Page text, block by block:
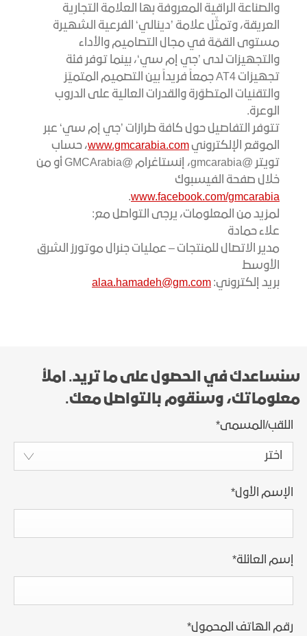
والصناعة الراقية المعروفة بها العلامة التجارية
العريقة، وتمثّل علامة ’دينالي‘ الفرعية الشهيرة
مستوى القمّة في مجال التصاميم والأداء
والتجهيزات لدى ’جي إم سي‘، بينما توفر فئة
تجهيزات AT4 جمعاً فريداً بين التصميم المتميّز
والتقنيات المتطوّرة والقدرات العالية على الدروب
الوعرة.
تتوفر التفاصيل حول كافة طرازات ’جي إم سي‘ عبر
الموقع الإلكترونيwww.gmcarabia.com، حساب
تويتر @gmcarabia، إنستاغرام @GMCArabia أو من
خلال صفحة الفيسبوك
www.facebook.com/gmcarabia
.
لمزيد من المعلومات، يرجى التواصل مع:
علاء حمادة
مدير الاتصال للمنتجات – عمليات جنرال موتورز الشرق
الأوسط
بريد إلكتروني:alaa.hamadeh@gm.com
سنساعدك في الحصول على ما تريد. املأ
معلوماتك، وسنقوم بالتواصل معك.
اللقب/المسمى*
اختر
الإسم الأول*
إسم العائلة*
رقم الهاتف المحمول*